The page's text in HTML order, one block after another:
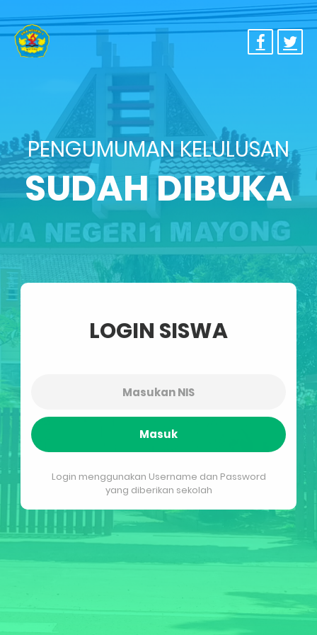
PENGUMUMAN KELULUSAN
SUDAH DIBUKA
LOGIN SISWA
Masuk
Login menggunakan Username dan Password
yang diberikan sekolah